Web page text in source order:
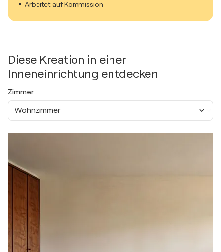
Arbeitet auf Kommission
Diese Kreation in einer
Inneneinrichtung entdecken
Zimmer
Wohnzimmer